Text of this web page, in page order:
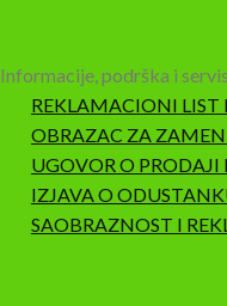
Informacije, podrška i
REKLAMACIONI LIST
OBRAZAC ZA
UGOVOR O
IZJAVA O
SAOBRAZNOST I